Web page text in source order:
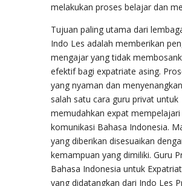
melakukan proses belajar dan
Tujuan paling utama dari
Indo Les adalah memberikan
mengajar yang tidak
efektif bagi expatriate asing.
yang nyaman dan
salah satu cara guru privat untuk
memudahkan expat mempelajari
komunikasi Bahasa Indonesia.
yang diberikan disesuaikan
kemampuan yang dimiliki. Guru
Bahasa Indonesia untuk
yang didatangkan dari Indo Les